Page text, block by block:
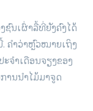
ນເຜົ່າລື້ທີ່ຍັງຄົງໄດ້
ຄໍາວ່າຫຼົວໝາຍເຖິງ
ຈໍາເດືອນຈຽງຂອງ
ານນໍາໄມ້ມາຈູດ